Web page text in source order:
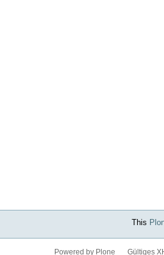
This
Powered by Plone Gültiges